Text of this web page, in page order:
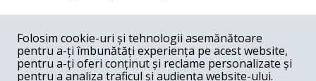
COMENTARII
Nume
Folosim cookie-uri și tehnologii asemănătoare
pentru a-ți îmbunătăți experiența pe acest website,
pentru a-ți oferi conținut și reclame personalizate și
pentru a analiza traficul și audiența website-ului.